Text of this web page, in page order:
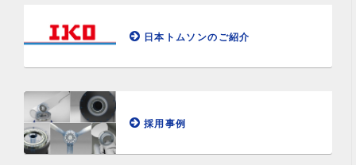
日本トムソンのご紹介
採用事例